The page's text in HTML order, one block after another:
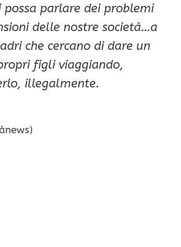
possa parlare dei problemi
delle nostre società…a
che cercano di dare un
figli viaggiando,
illegalmente.